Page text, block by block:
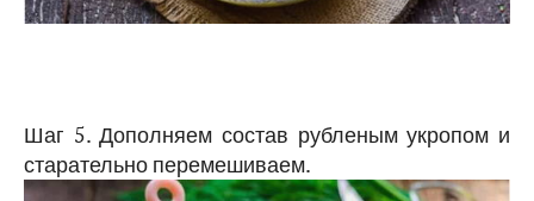
Шаг 5. Дополняем состав рубленым укропом и
старательно перемешиваем.